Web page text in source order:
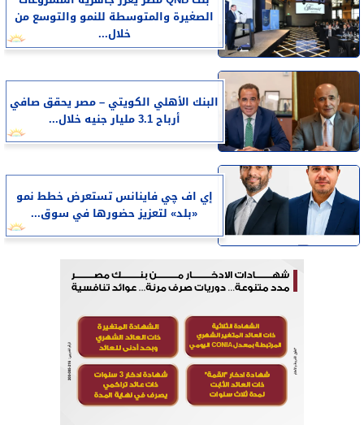
الصغيرة والمتوسطة للنمو والتوسع من
خلال...
البنك الأهلي الكويتي – مصر يحقق صافي
أرباح 3.1 مليار جنيه خلال...
إي اف چي فاينانس تستعرض خطط نمو
«بلد» لتعزيز حضورها في سوق...